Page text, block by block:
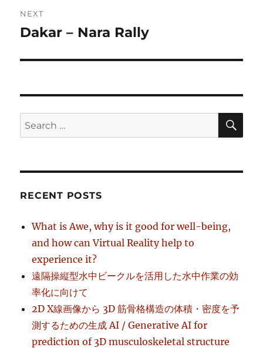
NEXT
Next
Dakar – Nara Rally
Search
for:
RECENT POSTS
What is Awe, why is it good for well-being,
and how can Virtual Reality help to
experience it?
遠隔操縦型水中ビークルを活用した水中作業の効
率化に向けて
2D X線画像から 3D 筋骨格構造の体積・密度を予
測するための生成 AI / Generative AI for
prediction of 3D musculoskeletal structure